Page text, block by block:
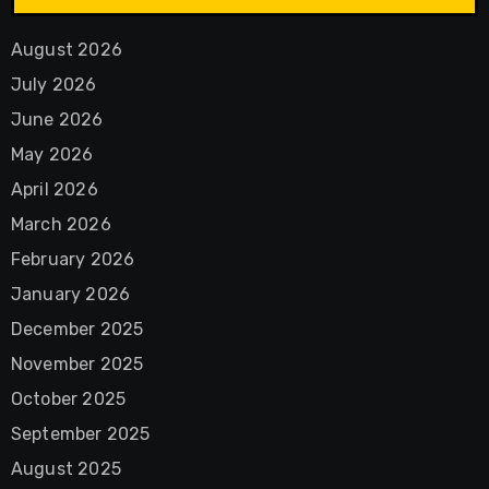
August 2026
July 2026
June 2026
May 2026
April 2026
March 2026
February 2026
January 2026
December 2025
November 2025
October 2025
September 2025
August 2025